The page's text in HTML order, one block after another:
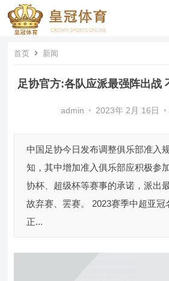
首页 新闻
足协官方:各队应派最强阵出战
admin • 2023年 2月 16日 •
中国足协今日发布调整俱乐部准入
知，其中增加准入俱乐部应积极参
协杯、超级杯等赛事的承诺，派出
故弃赛、罢赛。 2023赛季中超亚冠
正...